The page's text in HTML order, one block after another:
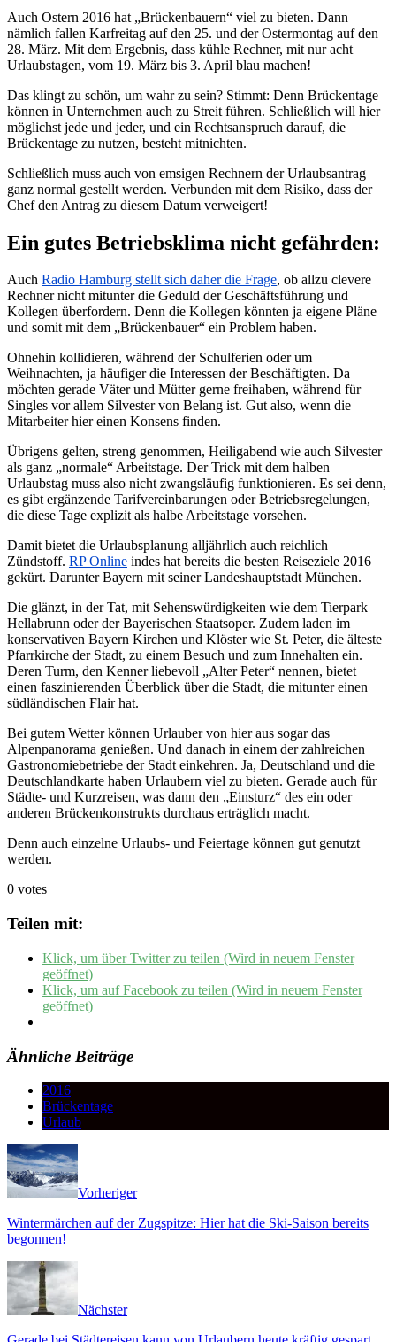
Auch Ostern 2016 hat „Brückenbauern“ viel zu bieten. Dann
nämlich fallen Karfreitag auf den 25. und der Ostermontag auf den
28. März. Mit dem Ergebnis, dass kühle Rechner, mit nur acht
Urlaubstagen, vom 19. März bis 3. April blau machen!
Das klingt zu schön, um wahr zu sein? Stimmt: Denn Brückentage
können in Unternehmen auch zu Streit führen. Schließlich will hier
möglichst jede und jeder, und ein Rechtsanspruch darauf, die
Brückentage zu nutzen, besteht mitnichten.
Schließlich muss auch von emsigen Rechnern der Urlaubsantrag
ganz normal gestellt werden. Verbunden mit dem Risiko, dass der
Chef den Antrag zu diesem Datum verweigert!
Ein gutes Betriebsklima nicht gefährden:
Auch Radio Hamburg stellt sich daher die Frage, ob allzu clevere
Rechner nicht mitunter die Geduld der Geschäftsführung und
Kollegen überfordern. Denn die Kollegen könnten ja eigene Pläne
und somit mit dem „Brückenbauer“ ein Problem haben.
Ohnehin kollidieren, während der Schulferien oder um
Weihnachten, ja häufiger die Interessen der Beschäftigten. Da
möchten gerade Väter und Mütter gerne freihaben, während für
Singles vor allem Silvester von Belang ist. Gut also, wenn die
Mitarbeiter hier einen Konsens finden.
Übrigens gelten, streng genommen, Heiligabend wie auch Silvester
als ganz „normale“ Arbeitstage. Der Trick mit dem halben
Urlaubstag muss also nicht zwangsläufig funktionieren. Es sei denn,
es gibt ergänzende Tarifvereinbarungen oder Betriebsregelungen,
die diese Tage explizit als halbe Arbeitstage vorsehen.
Damit bietet die Urlaubsplanung alljährlich auch reichlich
Zündstoff. RP Online indes hat bereits die besten Reiseziele 2016
gekürt. Darunter Bayern mit seiner Landeshauptstadt München.
Die glänzt, in der Tat, mit Sehenswürdigkeiten wie dem Tierpark
Hellabrunn oder der Bayerischen Staatsoper. Zudem laden im
konservativen Bayern Kirchen und Klöster wie St. Peter, die älteste
Pfarrkirche der Stadt, zu einem Besuch und zum Innehalten ein.
Deren Turm, den Kenner liebevoll „Alter Peter“ nennen, bietet
einen faszinierenden Überblick über die Stadt, die mitunter einen
südländischen Flair hat.
Bei gutem Wetter können Urlauber von hier aus sogar das
Alpenpanorama genießen. Und danach in einem der zahlreichen
Gastronomiebetriebe der Stadt einkehren. Ja, Deutschland und die
Deutschlandkarte haben Urlaubern viel zu bieten. Gerade auch für
Städte- und Kurzreisen, was dann den „Einsturz“ des ein oder
anderen Brückenkonstrukts durchaus erträglich macht.
Denn auch einzelne Urlaubs- und Feiertage können gut genutzt
werden.
0 votes
Teilen mit:
Klick, um über Twitter zu teilen (Wird in neuem Fenster
geöffnet)
Klick, um auf Facebook zu teilen (Wird in neuem Fenster
geöffnet)
Ähnliche Beiträge
2016
Brückentage
Urlaub
Vorheriger
Wintermärchen auf der Zugspitze: Hier hat die Ski-Saison bereits
begonnen!
Nächster